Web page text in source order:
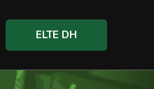
ELTE DH